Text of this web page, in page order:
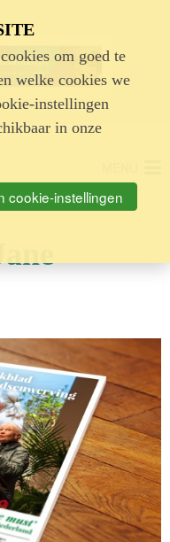
om goed te
welke cookies we
instellingen
in onze
cookie-instellingen